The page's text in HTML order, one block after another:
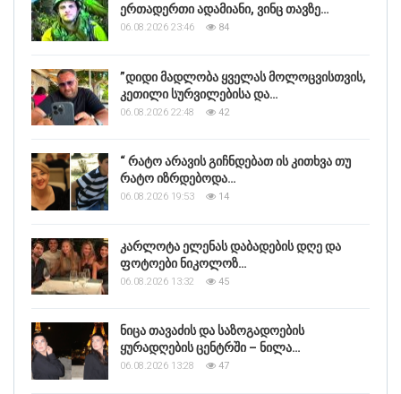
ერთადერთი ადამიანი, ვინც თავზე…
06.08.2026 23:46 84
”დიდი მადლობა ყველას მოლოცვისთვის,
კეთილი სურვილებისა და…
06.08.2026 22:48 42
“ რატო არავის გიჩნდებათ ის კითხვა თუ
რატო იზრდებოდა…
06.08.2026 19:53 14
კარლოტა ელენას დაბადების დღე და
ფოტოები ნიკოლოზ…
06.08.2026 13:32 45
ნიცა თავაძის და საზოგადოების
ყურადღების ცენტრში – ნილა…
06.08.2026 13:28 47